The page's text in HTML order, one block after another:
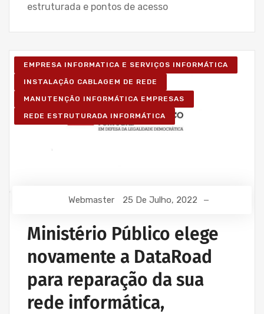
estruturada e pontos de acesso
EMPRESA INFORMATICA E SERVIÇOS INFORMÁTICA
INSTALAÇÃO CABLAGEM DE REDE
MANUTENÇÃO INFORMÁTICA EMPRESAS
REDE ESTRUTURADA INFORMÁTICA
Webmaster 25 De Julho, 2022
Ministério Público elege
novamente a DataRoad
para reparação da sua
rede informática,